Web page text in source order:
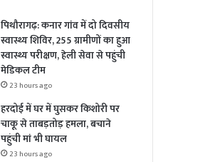
पिथौरागढ़: कनार गांव में दो दिवसीय
स्वास्थ्य शिविर, 255 ग्रामीणों का हुआ
स्वास्थ्य परीक्षण, हेली सेवा से पहुंची
मेडिकल टीम
23 hours ago
हरदोई में घर में घुसकर किशोरी पर
चाकू से ताबड़तोड़ हमला, बचाने
पहुंची मां भी घायल
23 hours ago